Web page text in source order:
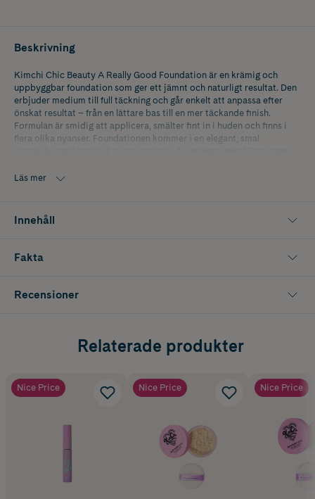
Beskrivning
Kimchi Chic Beauty A Really Good Foundation är en krämig och
uppbyggbar foundation som ger ett jämnt och naturligt resultat. Den
erbjuder medium till full täckning och går enkelt att anpassa efter
önskat resultat – från en lättare bas till en mer täckande finish.
Formulan är smidig att applicera, smälter fint in i huden och finns i
flera olika nyanser. Foundationen kommer i en elegant, smal
Läs mer
Innehåll
Fakta
Recensioner
Relaterade produkter
Nice Price Nice Price Nice Price